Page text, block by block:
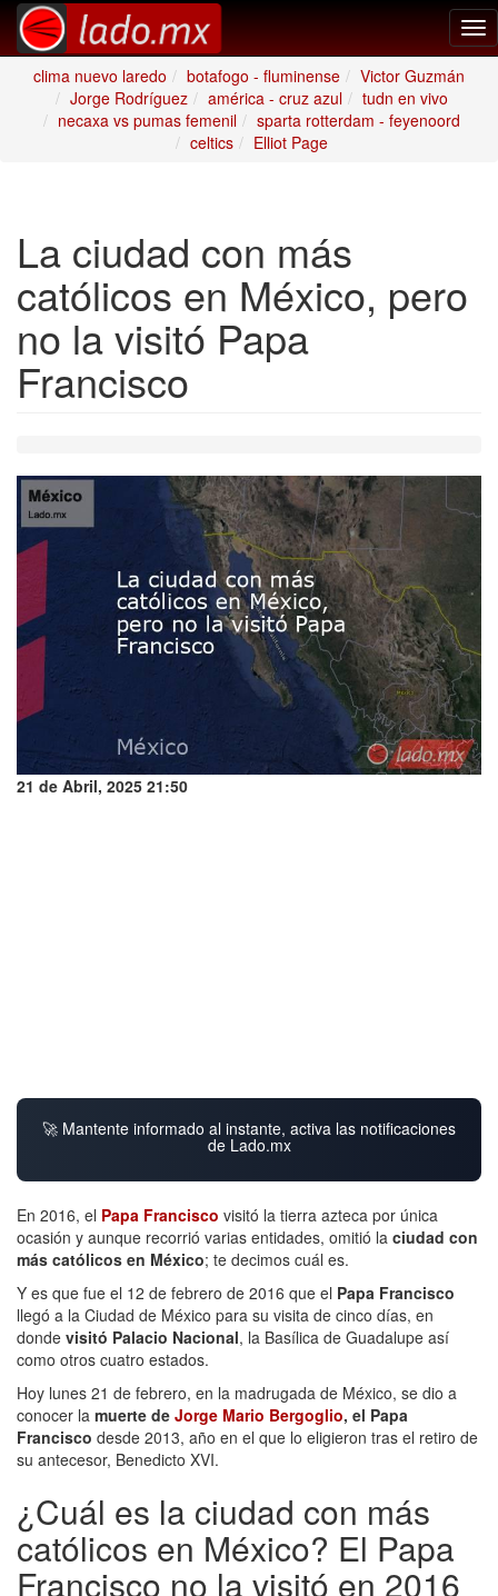
clima nuevo laredo
botafogo - fluminense
Victor Guzmán
Jorge Rodríguez
américa - cruz azul
tudn en vivo
necaxa vs pumas femenil
sparta rotterdam - feyenoord
celtics
Elliot Page
La ciudad con más
católicos en México, pero
no la visitó Papa
Francisco
21 de Abril, 2025 21:50
🚀 Mantente informado al instante, activa las notificaciones
de Lado.mx
En 2016, el Papa Francisco visitó la tierra azteca por única
ocasión y aunque recorrió varias entidades, omitió la ciudad con
más católicos en México; te decimos cuál es.
Y es que fue el 12 de febrero de 2016 que el Papa Francisco
llegó a la Ciudad de México para su visita de cinco días, en
donde visitó Palacio Nacional, la Basílica de Guadalupe así
como otros cuatro estados.
Hoy lunes 21 de febrero, en la madrugada de México, se dio a
conocer la muerte de Jorge Mario Bergoglio, el Papa
Francisco desde 2013, año en el que lo eligieron tras el retiro de
su antecesor, Benedicto XVI.
¿Cuál es la ciudad con más
católicos en México? El Papa
Francisco no la visitó en 2016